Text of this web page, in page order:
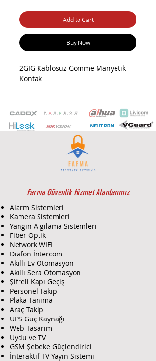
Add to Cart
Buy Now
2GIG Kablosuz Gömme Manyetik
Kontak
Farma Güvenlik Hizmet Alanlarımız
Alarm Sistemleri
Kamera Sistemleri
Yangın Algılama Sistemleri
Fiber Optik
Network WİFİ
Diafon İntercom
Akıllı Ev Otomasyon
Akıllı Sera Otomasyon
Şifreli Kapı Geçiş
Personel Takip
Plaka Tanıma
Araç Takip
UPS Güç Kaynağı
Web Tasarım
Uydu ve TV
GSM Şebeke Güçlendirici
İnteraktif TV Yayın Sistemi